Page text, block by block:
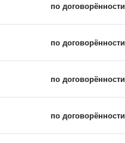
по договорённости
по договорённости
по договорённости
по договорённости